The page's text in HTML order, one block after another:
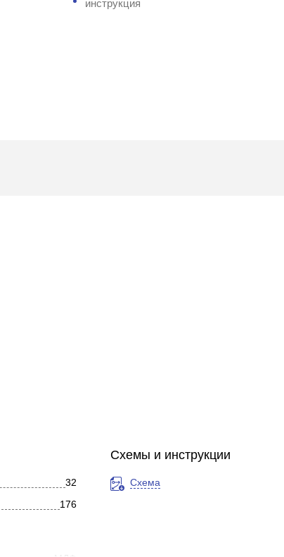
инструкция
32
176
Схемы и инструкции
Схема